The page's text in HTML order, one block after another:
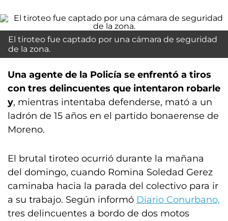
El tiroteo fue captado por una cámara de seguridad
de la zona.
Una agente de la Policía se enfrentó a tiros
con tres delincuentes que intentaron robarle
y, mientras intentaba defenderse, mató a un
ladrón de 15 años en el partido bonaerense de
Moreno.
El brutal tiroteo ocurrió durante la mañana
del domingo, cuando Romina Soledad Gerez
caminaba hacia la parada del colectivo para ir
a su trabajo. Según informó Diario Conurbano,
tres delincuentes a bordo de dos motos